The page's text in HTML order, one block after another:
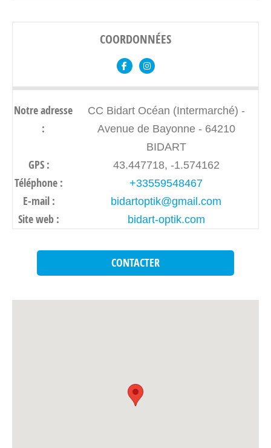
COORDONNÉES
Notre adresse
:
CC Bidart Océan (Intermarché) -
Avenue de Bayonne - 64210
BIDART
GPS : 43.447718, -1.574162
Téléphone : +33559548467
E-mail : bidartoptik@gmail.com
Site web : bidart-optik.com
CONTACTER